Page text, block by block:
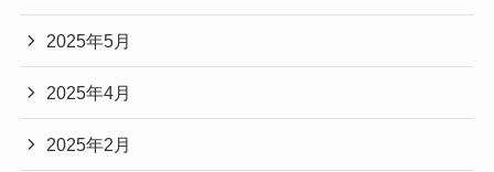
2025年5月
2025年4月
2025年2月